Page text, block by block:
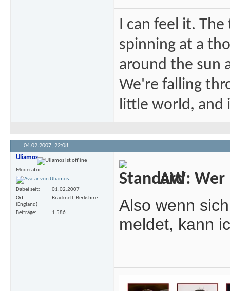
I can feel it.
spinning at a
around the sun
We're falling
little world, and
04.02.2007, 22:08
Uliamos
Moderator
Dabei seit
01.02.2007
Ort
Bracknell, Berkshire
(England)
Beiträge
1.586
AW: Wer
Also wenn
meldet, kann